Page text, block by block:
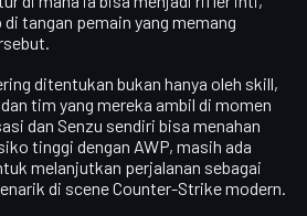
tangan pemain yang memang
ditentukan bukan hanya oleh skill,
tim yang mereka ambil di momen
dan Senzu sendiri bisa menahan
tinggi dengan AWP, masih ada
melanjutkan perjalanan sebagai
di scene Counter-Strike modern.